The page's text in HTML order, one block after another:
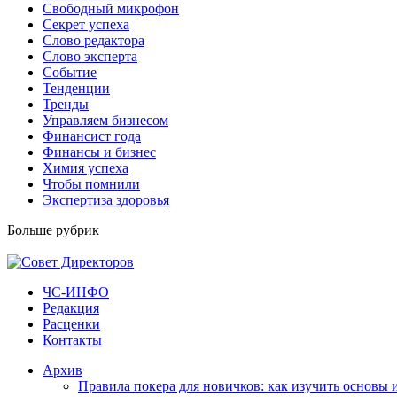
Свободный микрофон
Секрет успеха
Слово редактора
Слово эксперта
Событие
Тенденции
Тренды
Управляем бизнесом
Финансист года
Финансы и бизнес
Химия успеха
Чтобы помнили
Экспертиза здоровья
Больше рубрик
ЧС-ИНФО
Редакция
Расценки
Контакты
Архив
Правила покера для новичков: как изучить основы